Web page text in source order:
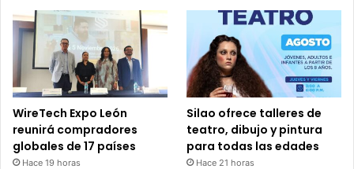
WireTech Expo León
reunirá compradores
globales de 17 países
Hace 19 horas
Silao ofrece talleres de
teatro, dibujo y pintura
para todas las edades
Hace 21 horas